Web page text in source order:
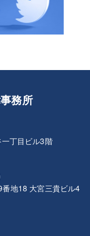
務所
丁目ビル3階
地18 大宮三貴ビル4